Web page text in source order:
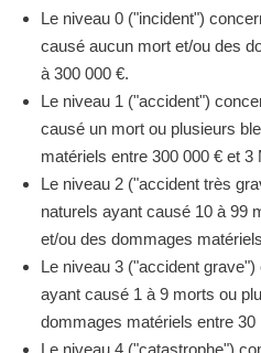
Le niveau 0 ("incident")
causé aucun mort et/ou des
à 300 000 €.
Le niveau 1 ("accident")
causé un mort ou plusieurs
matériels entre 300 000 € et 3
Le niveau 2 ("accident très
naturels ayant causé 10 à 99
et/ou des dommages
Le niveau 3 ("accident
ayant causé 1 à 9 morts ou
dommages matériels entre 30
Le niveau 4 ("catastrophe")